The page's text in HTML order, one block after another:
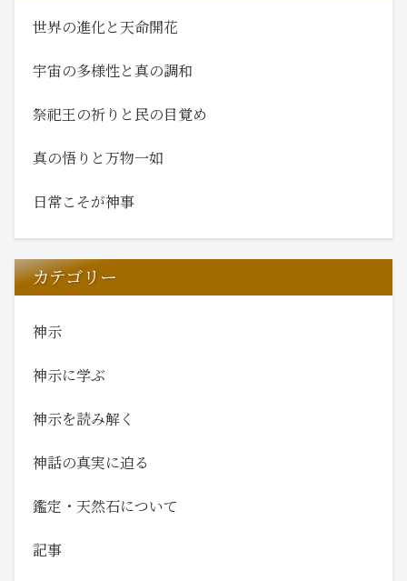
世界の進化と天命開花
宇宙の多様性と真の調和
祭祀王の祈りと民の目覚め
真の悟りと万物一如
日常こそが神事
カテゴリー
神示
神示に学ぶ
神示を読み解く
神話の真実に迫る
鑑定・天然石について
記事